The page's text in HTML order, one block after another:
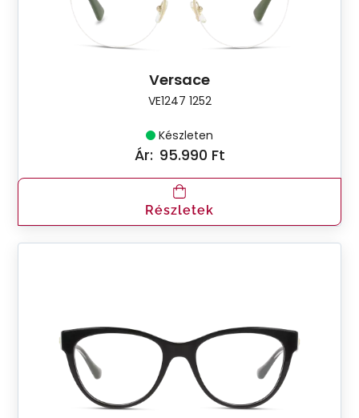
Versace
VE1247 1252
Készleten
Ár: 95.990 Ft
Részletek